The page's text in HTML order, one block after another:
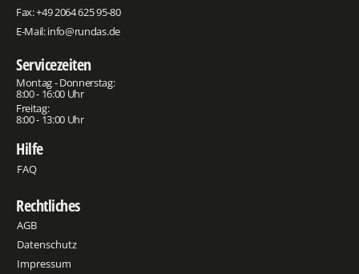
Fax: +49 2064 625 95-80
E-Mail:info@rundas.de
Servicezeiten
Montag - Donnerstag:
8:00 - 16:00 Uhr
Freitag:
8:00 - 13:00 Uhr
Hilfe
FAQ
Rechtliches
AGB
Datenschutz
Impressum